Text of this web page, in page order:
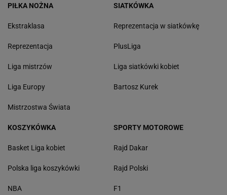
PIŁKA NOŻNA
Ekstraklasa
Reprezentacja
Liga mistrzów
Liga Europy
Mistrzostwa Świata
SIATKÓWKA
Reprezentacja w siatkówkę
PlusLiga
Liga siatkówki kobiet
Bartosz Kurek
KOSZYKÓWKA
Basket Liga kobiet
Polska liga koszykówki
NBA
SPORTY MOTOROWE
Rajd Dakar
Rajd Polski
F1